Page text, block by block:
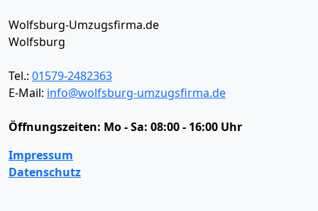
Wolfsburg-Umzugsfirma.de
Wolfsburg
Tel.: 01579-2482363
E-Mail: info@wolfsburg-umzugsfirma.de
Öffnungszeiten: Mo - Sa: 08:00 - 16:00 Uhr
Impressum
Datenschutz